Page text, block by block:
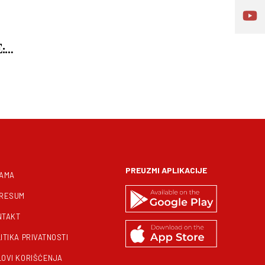
PRIVATNOSTI
KORIŠĆENJA
PREUZMI APLIKACIJE